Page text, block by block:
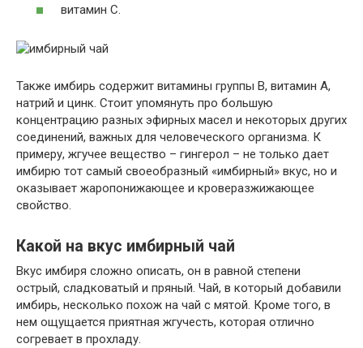
витамин С.
Также имбирь содержит витамины группы B, витамин A,
натрий и цинк. Стоит упомянуть про большую
концентрацию разных эфирных масел и некоторых других
соединений, важных для человеческого организма. К
примеру, жгучее вещество – гингерол – не только дает
имбирю тот самый своеобразный «имбирный» вкус, но и
оказывает жаропонижающее и кроверазжижающее
свойство.
Какой на вкус имбирный чай
Вкус имбиря сложно описать, он в равной степени
острый, сладковатый и пряный. Чай, в который добавили
имбирь, несколько похож на чай с мятой. Кроме того, в
нем ощущается приятная жгучесть, которая отлично
согревает в прохладу.